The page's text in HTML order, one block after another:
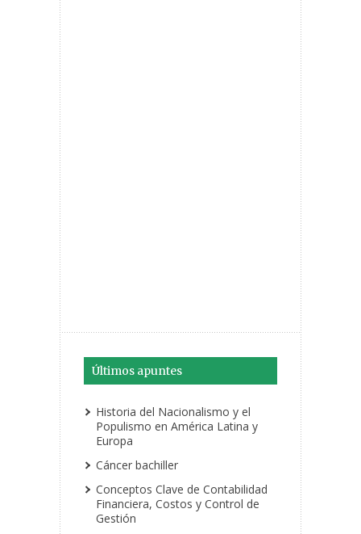
Últimos apuntes
Historia del Nacionalismo y el
Populismo en América Latina y
Europa
Cáncer bachiller
Conceptos Clave de Contabilidad
Financiera, Costos y Control de
Gestión